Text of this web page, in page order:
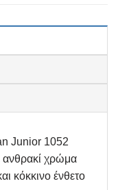
Junior 1052
ανθρακί χρώμα
κόκκινο ένθετο